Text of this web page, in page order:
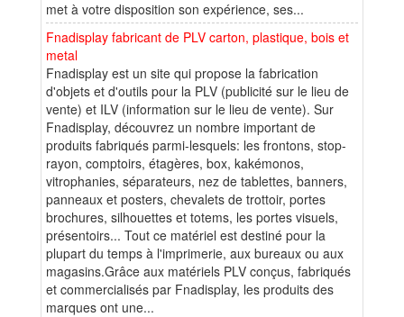
met à votre disposition son expérience, ses...
Fnadisplay fabricant de PLV carton, plastique, bois et
metal
Fnadisplay est un site qui propose la fabrication
d'objets et d'outils pour la PLV (publicité sur le lieu de
vente) et ILV (information sur le lieu de vente). Sur
Fnadisplay, découvrez un nombre important de
produits fabriqués parmi-lesquels: les frontons, stop-
rayon, comptoirs, étagères, box, kakémonos,
vitrophanies, séparateurs, nez de tablettes, banners,
panneaux et posters, chevalets de trottoir, portes
brochures, silhouettes et totems, les portes visuels,
présentoirs... Tout ce matériel est destiné pour la
plupart du temps à l'imprimerie, aux bureaux ou aux
magasins.Grâce aux matériels PLV conçus, fabriqués
et commercialisés par Fnadisplay, les produits des
marques ont une...